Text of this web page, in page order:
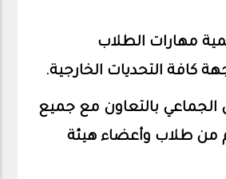
مهارات الطلاب
كافة التحديات الخارجية.
بالتعاون مع جميع
طلاب وأعضاء هيئة